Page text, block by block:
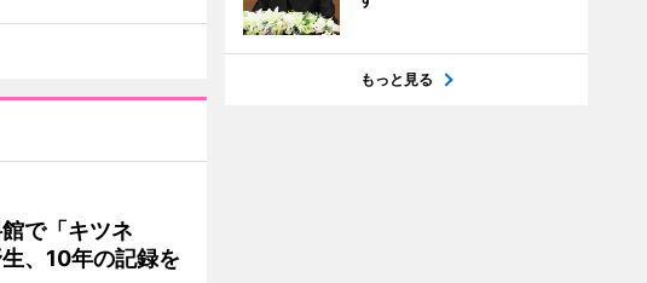
で「キツネ
、10年の記録を
もっと見る